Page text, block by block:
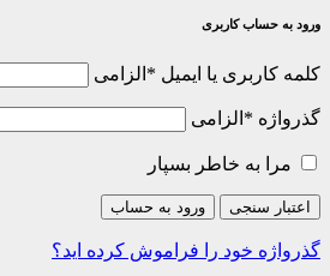
ورود به حساب کاربری
کلمه کاربری یا ایمیل * الزامی
گذرواژه * الزامی
مرا به خاطر بسپار
اعتبار سنجی ورود به حساب
گذرواژه خود را فراموش کرده اید؟